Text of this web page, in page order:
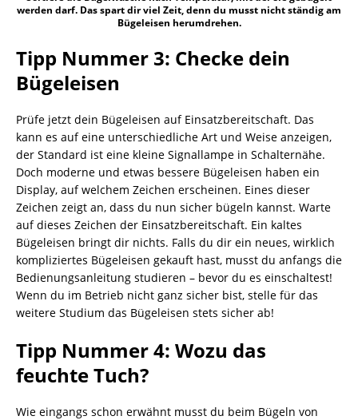
werden darf. Das spart dir viel Zeit, denn du musst nicht ständig am
Bügeleisen herumdrehen.
Tipp Nummer 3: Checke dein
Bügeleisen
Prüfe jetzt dein Bügeleisen auf Einsatzbereitschaft. Das
kann es auf eine unterschiedliche Art und Weise anzeigen,
der Standard ist eine kleine Signallampe in Schalternähe.
Doch moderne und etwas bessere Bügeleisen haben ein
Display, auf welchem Zeichen erscheinen. Eines dieser
Zeichen zeigt an, dass du nun sicher bügeln kannst. Warte
auf dieses Zeichen der Einsatzbereitschaft. Ein kaltes
Bügeleisen bringt dir nichts. Falls du dir ein neues, wirklich
kompliziertes Bügeleisen gekauft hast, musst du anfangs die
Bedienungsanleitung studieren – bevor du es einschaltest!
Wenn du im Betrieb nicht ganz sicher bist, stelle für das
weitere Studium das Bügeleisen stets sicher ab!
Tipp Nummer 4: Wozu das
feuchte Tuch?
Wie eingangs schon erwähnt musst du beim Bügeln von